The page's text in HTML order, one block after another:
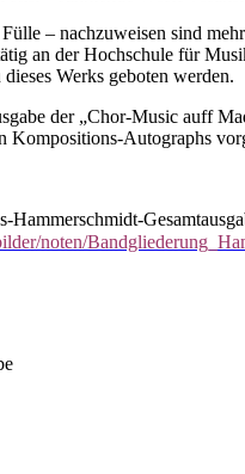
– nachzuweisen sind
an der Hochschule für
Werks geboten werden.
der „Chor-Music auff
Kompositions-Autographs
Hammerschmidt-
noten/